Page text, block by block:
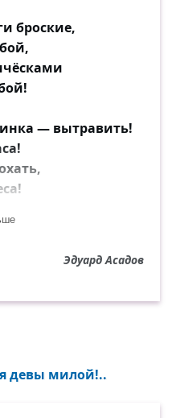
броские,
— вытравить!
Эдуард Асадов
девы милой!..